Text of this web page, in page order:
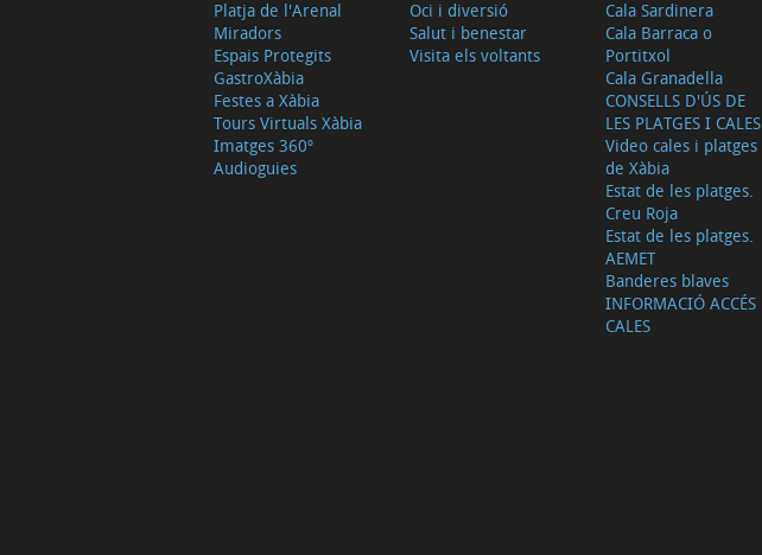
Platja de l'Arenal
Miradors
Espais Protegits
GastroXàbia
Festes a Xàbia
Tours Virtuals Xàbia
Imatges 360º
Audioguies
Oci i diversió
Salut i benestar
Visita els voltants
Cala Sardinera
Cala Barraca o
Portitxol
Cala Granadella
CONSELLS D'ÚS DE
LES PLATGES I CALES
Video cales i platges
de Xàbia
Estat de les platges.
Creu Roja
Estat de les platges.
AEMET
Banderes blaves
INFORMACIÓ ACCÉS
CALES